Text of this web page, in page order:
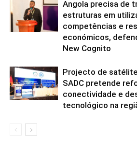
Angola precisa de
estruturas em
competências e
económicos,
New Cognito
Projecto de
SADC pretende
conectividade e
tecnológico na